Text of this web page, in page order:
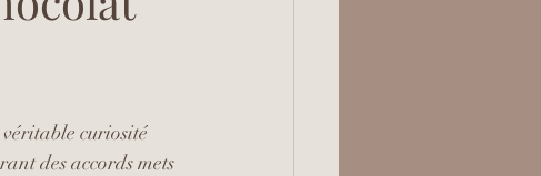
véritable curiosité
des accords mets